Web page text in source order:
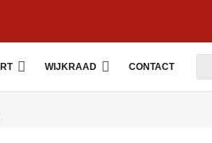
WIJKRAAD CONTACT